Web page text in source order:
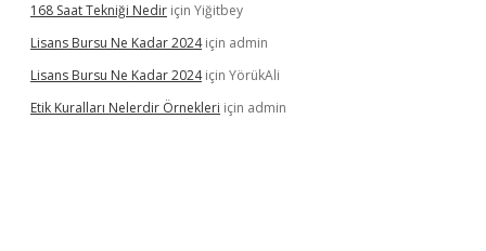
168 Saat Tekniği Nedir için Yiğitbey
Lisans Bursu Ne Kadar 2024için admin
Lisans Bursu Ne Kadar 2024için YörükAli
Etik Kuralları Nelerdir Örnekleri için admin